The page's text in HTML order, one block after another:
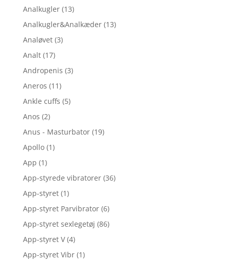
Analkugler (13)
Analkugler&Analkæder (13)
Analøvet (3)
Analt (17)
Andropenis (3)
Aneros (11)
Ankle cuffs (5)
Anos (2)
Anus - Masturbator (19)
Apollo (1)
App (1)
App-styrede vibratorer (36)
App-styret (1)
App-styret Parvibrator (6)
App-styret sexlegetøj (86)
App-styret V (4)
App-styret Vibr (1)